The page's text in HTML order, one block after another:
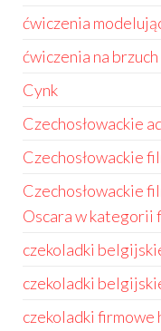
ćwiczenia
ćwiczenia na
Cynk
Czechosłowackie
Czechosłowackie
Czechosłowackie
Oscara w kategorii
czekoladki
czekoladki
czekoladki firmowe